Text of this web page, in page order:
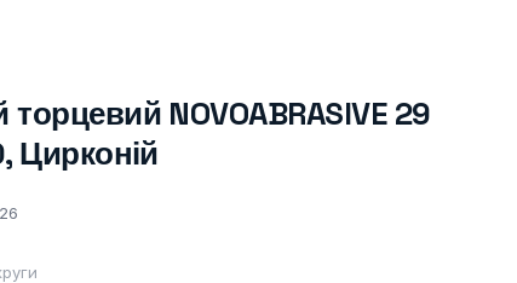
NOVOABRASIVE 29
Цирконій